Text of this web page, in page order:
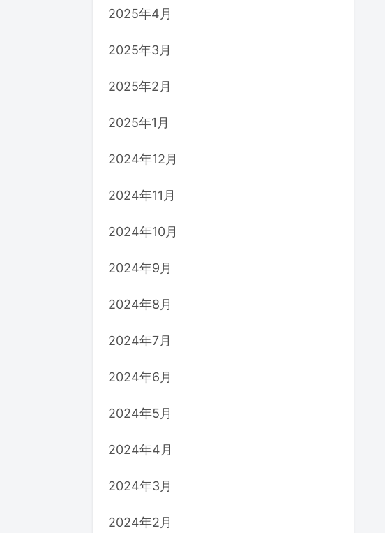
2025年4月
2025年3月
2025年2月
2025年1月
2024年12月
2024年11月
2024年10月
2024年9月
2024年8月
2024年7月
2024年6月
2024年5月
2024年4月
2024年3月
2024年2月